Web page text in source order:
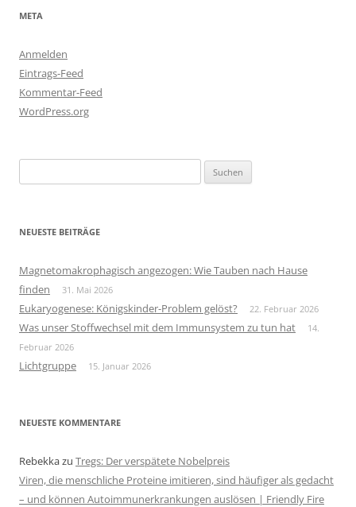
META
Anmelden
Eintrags-Feed
Kommentar-Feed
WordPress.org
nach:
NEUESTE BEITRÄGE
Magnetomakrophagisch angezogen: Wie Tauben nach Hause
finden
31. Mai 2026
Eukaryogenese: Königskinder-Problem gelöst? 22. Februar 2026
Was unser Stoffwechsel mit dem Immunsystem zu tun hat
14.
Februar 2026
Lichtgruppe 15. Januar 2026
NEUESTE KOMMENTARE
Rebekkazu Tregs: Der verspätete Nobelpreis
Viren, die menschliche Proteine imitieren, sind häufiger als gedacht
– und können Autoimmunerkrankungen auslösen | Friendly Fire